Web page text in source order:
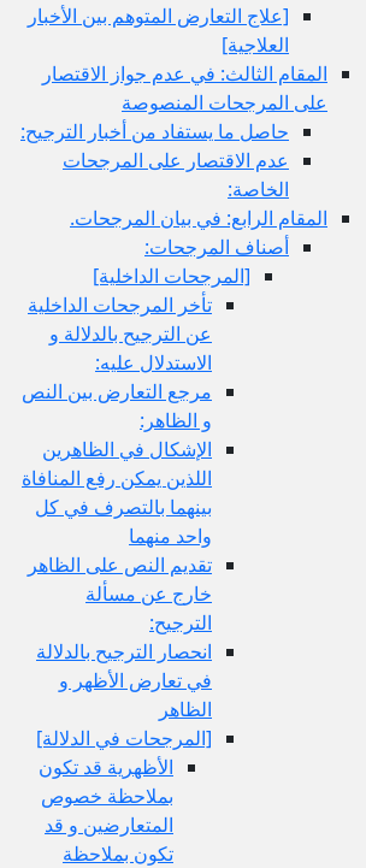
[علاج التعارض المتوهم بين الأخبار
العلاجية]
المقام الثالث: في عدم جواز الاقتصار
على المرجحات المنصوصة
حاصل ما يستفاد من أخبار الترجيح:
عدم الاقتصار على المرجحات
الخاصة:
المقام الرابع: في بيان المرجحات.
أصناف المرجحات:
[المرجحات الداخلية]
تأخر المرجحات الداخلية
عن الترجيح بالدلالة و
الاستدلال عليه:
مرجع التعارض بين النص
و الظاهر:
الإشكال في الظاهرين
اللذين يمكن رفع المنافاة
بينهما بالتصرف في كل
واحد منهما
تقديم النص على الظاهر
خارج عن مسألة
الترجيح:
انحصار الترجيح بالدلالة
في تعارض الأظهر و
الظاهر
[المرجحات في الدلالة]
الأظهرية قد تكون
بملاحظة خصوص
المتعارضين و قد
تكون بملاحظة